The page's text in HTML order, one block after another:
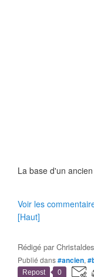
La base d'un
Voir les
[Haut]
Rédigé par
Publié dans#ancien,
Repost 0